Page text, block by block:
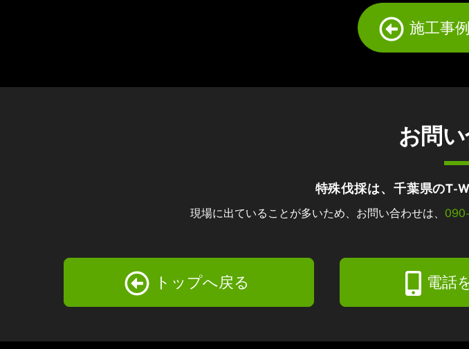
施工事
お問
特殊伐採は、千葉県のT-
現場に出ていることが多いため、お問い合わせは、
トップへ戻る 電話